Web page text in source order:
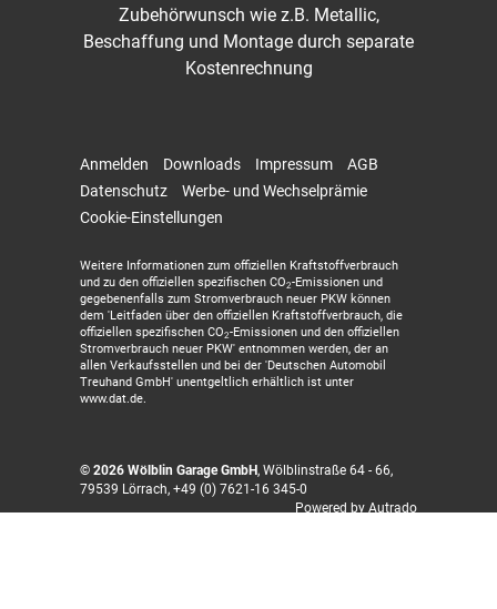
Zubehörwunsch wie z.B. Metallic,
Beschaffung und Montage durch separate
Kostenrechnung
Anmelden Downloads Impressum
AGB
Datenschutz
Werbe- und Wechselprämie
Cookie-Einstellungen
Weitere Informationen zum offiziellen Kraftstoffverbrauch
und zu den offiziellen spezifischen CO2-Emissionen und
gegebenenfalls zum Stromverbrauch neuer PKW können
dem 'Leitfaden über den offiziellen Kraftstoffverbrauch, die
offiziellen spezifischen CO2-Emissionen und den offiziellen
Stromverbrauch neuer PKW' entnommen werden, der an
allen Verkaufsstellen und bei der 'Deutschen Automobil
Treuhand GmbH' unentgeltlich erhältlich ist unter
www.dat.de.
© 2026 Wölblin Garage GmbH, Wölblinstraße 64 - 66,
79539 Lörrach, +49 (0) 7621-16 345-0
Powered by Autrado